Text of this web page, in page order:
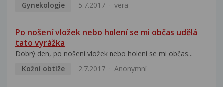
Gynekologie
5.7.2017 vera
Po nošení vložek nebo holení se mi občas udělá
tato vyrážka
Dobrý den, po nošení vložek nebo holení se mi občas...
Kožní obtíže
2.7.2017 Anonymní